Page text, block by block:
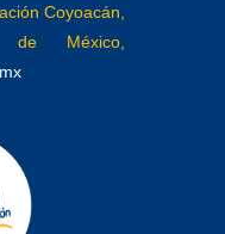
Coyoacán,
México,